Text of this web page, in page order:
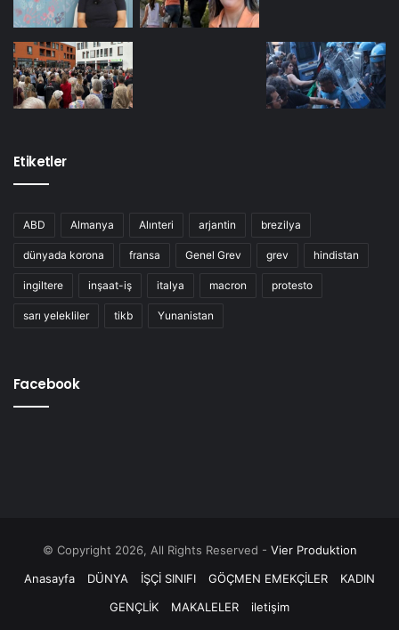
Etiketler
ABD Almanya Alınteri arjantin brezilya
dünyada korona fransa Genel Grev grev hindistan
ingiltere inşaat-iş italya macron protesto
sarı yelekliler tikb Yunanistan
Facebook
© Copyright 2026, All Rights Reserved - Vier Produktion
Anasayfa
DÜNYA İŞÇİ SINIFI GÖÇMEN EMEKÇİLER
KADIN
GENÇLİK
MAKALELER iletişim